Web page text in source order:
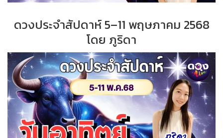
ดวงประจำสัปดาห์ 5–11 พฤษภาคม 2568
โดย ภูริดา